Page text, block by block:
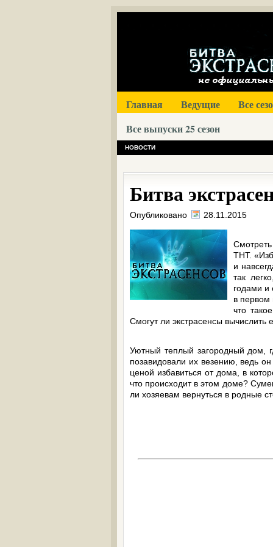
Главная Ведущие
Все
Все выпуски 25 сезон
НОВОСТИ
Битва
Опубликовано 28.11.2015
ТНТ.
и
так
годами и
в первом
что
Смогут ли экстрасенсы вычислить
Уютный теплый загородный дом,
позавидовали их везению, ведь
ценой избавиться от дома, в
что происходит в этом доме?
ли хозяевам вернуться в родные